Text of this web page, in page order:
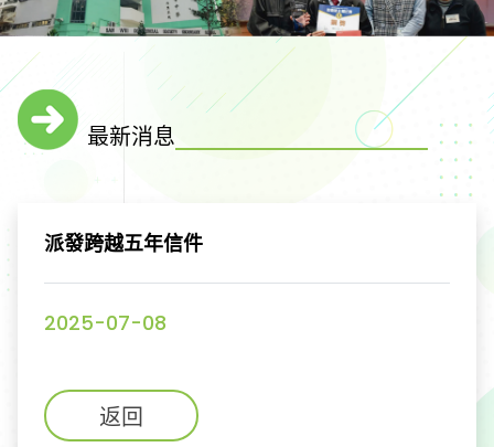
最新消息
派發跨越五年信件
2025-07-08
返回